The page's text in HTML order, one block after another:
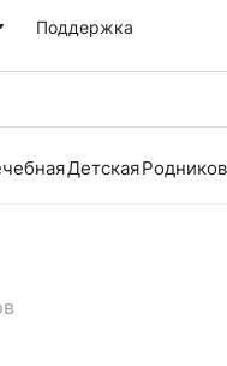
Поддержка
Детская